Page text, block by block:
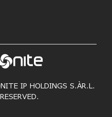
IP HOLDINGS S.ÀR.L.